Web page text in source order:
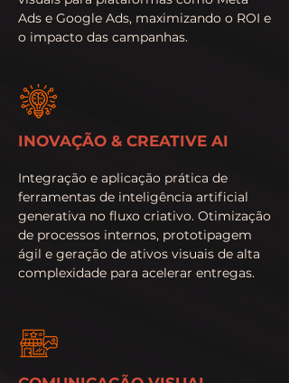
Ads e Google Ads, maximizando o ROI e
o impacto das campanhas.
INOVAÇÃO & CREATIVE AI
Integração e aplicação prática de
ferramentas de inteligência artificial
generativa no fluxo criativo. Otimização
de processos internos, prototipagem
ágil e geração de ativos visuais de alta
complexidade para acelerar entregas.